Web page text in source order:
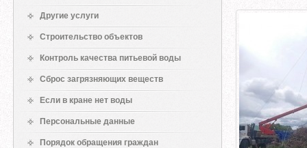
Другие услуги
Строительство объектов
Контроль качества питьевой воды
Сброс загрязняющих веществ
Если в кране нет воды
Персональные данные
Порядок обращения граждан